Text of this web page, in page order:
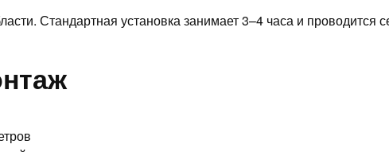
Стандартная установка занимает 3–4 часа и